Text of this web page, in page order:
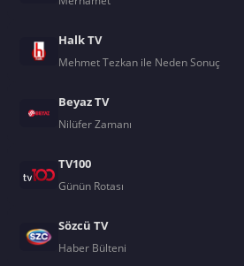
Halk TV
Mehmet Tezkan ile Neden Sonuç
Beyaz TV
Nilüfer Zamanı
TV100
Günün Rotası
Sözcü TV
Haber Bülteni